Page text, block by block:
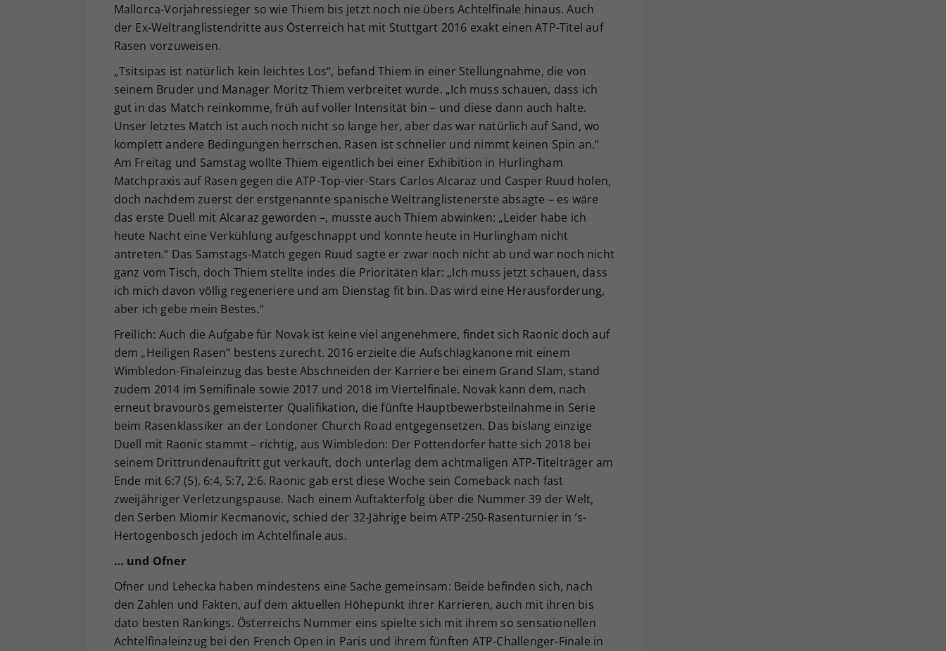
Mallorca-Vorjahressieger so wie Thiem bis jetzt noch nie übers Achtelfinale hinaus. Auch
der Ex-Weltranglistendritte aus Österreich hat mit Stuttgart 2016 exakt einen ATP-Titel auf
Rasen vorzuweisen.
„Tsitsipas ist natürlich kein leichtes Los“, befand Thiem in einer Stellungnahme, die von
seinem Bruder und Manager Moritz Thiem verbreitet wurde. „Ich muss schauen, dass ich
gut in das Match reinkomme, früh auf voller Intensität bin – und diese dann auch halte.
Unser letztes Match ist auch noch nicht so lange her, aber das war natürlich auf Sand, wo
komplett andere Bedingungen herrschen. Rasen ist schneller und nimmt keinen Spin an.“
Am Freitag und Samstag wollte Thiem eigentlich bei einer Exhibition in Hurlingham
Matchpraxis auf Rasen gegen die ATP-Top-vier-Stars Carlos Alcaraz und Casper Ruud holen,
doch nachdem zuerst der erstgenannte spanische Weltranglistenerste absagte – es wäre
das erste Duell mit Alcaraz geworden –, musste auch Thiem abwinken: „Leider habe ich
heute Nacht eine Verkühlung aufgeschnappt und konnte heute in Hurlingham nicht
antreten.“ Das Samstags-Match gegen Ruud sagte er zwar noch nicht ab und war noch nicht
ganz vom Tisch, doch Thiem stellte indes die Prioritäten klar: „Ich muss jetzt schauen, dass
ich mich davon völlig regeneriere und am Dienstag fit bin. Das wird eine Herausforderung,
aber ich gebe mein Bestes.“
Freilich: Auch die Aufgabe für Novak ist keine viel angenehmere, findet sich Raonic doch auf
dem „Heiligen Rasen“ bestens zurecht. 2016 erzielte die Aufschlagkanone mit einem
Wimbledon-Finaleinzug das beste Abschneiden der Karriere bei einem Grand Slam, stand
zudem 2014 im Semifinale sowie 2017 und 2018 im Viertelfinale. Novak kann dem, nach
erneut bravourös gemeisterter Qualifikation, die fünfte Hauptbewerbsteilnahme in Serie
beim Rasenklassiker an der Londoner Church Road entgegensetzen. Das bislang einzige
Duell mit Raonic stammt – richtig, aus Wimbledon: Der Pottendorfer hatte sich 2018 bei
seinem Drittrundenauftritt gut verkauft, doch unterlag dem achtmaligen ATP-Titelträger am
Ende mit 6:7 (5), 6:4, 5:7, 2:6. Raonic gab erst diese Woche sein Comeback nach fast
zweijähriger Verletzungspause. Nach einem Auftakterfolg über die Nummer 39 der Welt,
den Serben Miomir Kecmanovic, schied der 32-Jährige beim ATP-250-Rasenturnier in ’s-
Hertogenbosch jedoch im Achtelfinale aus.
… und Ofner
Ofner und Lehecka haben mindestens eine Sache gemeinsam: Beide befinden sich, nach
den Zahlen und Fakten, auf dem aktuellen Höhepunkt ihrer Karrieren, auch mit ihren bis
dato besten Rankings. Österreichs Nummer eins spielte sich mit ihrem so sensationellen
Achtelfinaleinzug bei den French Open in Paris und ihrem fünften ATP-Challenger-Finale in